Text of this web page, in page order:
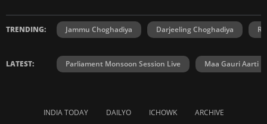
TRENDING: Jammu Choghadiya Darjeeling Choghadiya
LATEST: Parliament Monsoon Session Live Maa Gauri Aarti
INDIA TODAY DAILYO ICHOWK ARCHIVE